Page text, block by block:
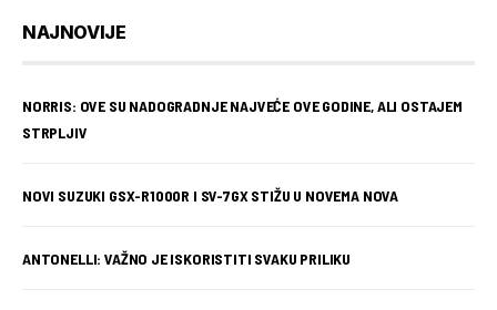
NAJNOVIJE
NORRIS: OVE SU NADOGRADNJE NAJVEĆE OVE GODINE, ALI OSTAJEM
STRPLJIV
NOVI SUZUKI GSX-R1000R I SV-7GX STIŽU U NOVEMA NOVA
ANTONELLI: VAŽNO JE ISKORISTITI SVAKU PRILIKU